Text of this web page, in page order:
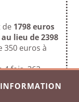
de 1798 euros
lieu de 2398
350 euros à
4 fois, 362
3022 4000